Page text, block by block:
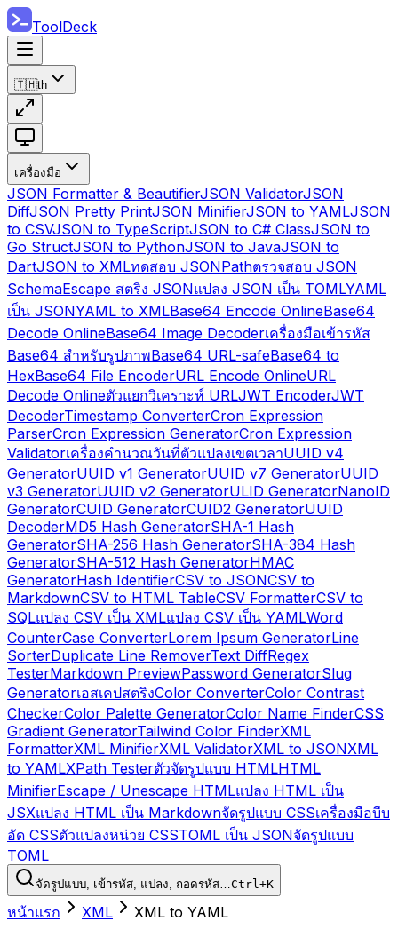
ToolDeck
🇹🇭th
เครื่องมือ
JSON Formatter & BeautifierJSON ValidatorJSON
DiffJSON Pretty PrintJSON MinifierJSON to YAMLJSON
to CSVJSON to TypeScriptJSON to C# ClassJSON to
Go StructJSON to PythonJSON to JavaJSON to
DartJSON to XMLทดสอบ JSONPathตรวจสอบ JSON
SchemaEscape สตริง JSONแปลง JSON เป็น TOMLYAML
เป็น JSONYAML to XMLBase64 Encode OnlineBase64
Decode OnlineBase64 Image Decoderเครื่องมือเข้ารหัส
Base64 สำหรับรูปภาพBase64 URL-safeBase64 to
HexBase64 File EncoderURL Encode OnlineURL
Decode Onlineตัวแยกวิเคราะห์ URLJWT EncoderJWT
DecoderTimestamp ConverterCron Expression
ParserCron Expression GeneratorCron Expression
Validatorเครื่องคำนวณวันที่ตัวแปลงเขตเวลาUUID v4
GeneratorUUID v1 GeneratorUUID v7 GeneratorUUID
v3 GeneratorUUID v2 GeneratorULID GeneratorNanoID
GeneratorCUID GeneratorCUID2 GeneratorUUID
DecoderMD5 Hash GeneratorSHA-1 Hash
GeneratorSHA-256 Hash GeneratorSHA-384 Hash
GeneratorSHA-512 Hash GeneratorHMAC
GeneratorHash IdentifierCSV to JSONCSV to
MarkdownCSV to HTML TableCSV FormatterCSV to
SQLแปลง CSV เป็น XMLแปลง CSV เป็น YAMLWord
CounterCase ConverterLorem Ipsum GeneratorLine
SorterDuplicate Line RemoverText DiffRegex
TesterMarkdown PreviewPassword GeneratorSlug
GeneratorเอสเคปสตริงColor ConverterColor Contrast
CheckerColor Palette GeneratorColor Name FinderCSS
Gradient GeneratorTailwind Color FinderXML
FormatterXML MinifierXML ValidatorXML to JSONXML
to YAMLXPath Testerตัวจัดรูปแบบ HTMLHTML
MinifierEscape / Unescape HTMLแปลง HTML เป็น
JSXแปลง HTML เป็น Markdownจัดรูปแบบ CSSเครื่องมือบีบ
อัด CSSตัวแปลงหน่วย CSSTOML เป็น JSONจัดรูปแบบ
TOML
จัดรูปแบบ, เข้ารหัส, แปลง, ถอดรหัส…Ctrl+K
หน้าแรก XML XML to YAML